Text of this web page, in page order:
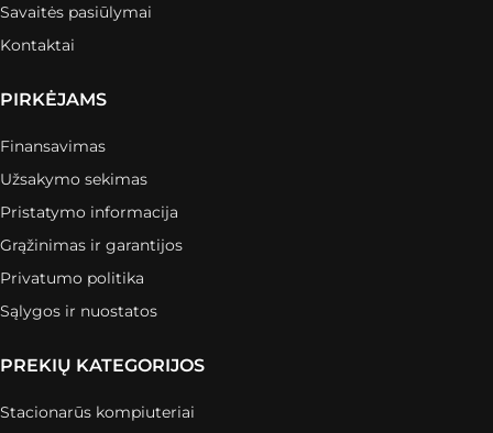
Savaitės pasiūlymai
Kontaktai
PIRKĖJAMS
Finansavimas
Užsakymo sekimas
Pristatymo informacija
Grąžinimas ir garantijos
Privatumo politika
Sąlygos ir nuostatos
PREKIŲ KATEGORIJOS
Stacionarūs kompiuteriai